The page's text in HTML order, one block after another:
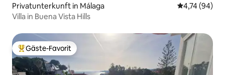
Privatunterkunft in Málaga
4,74 (94)
Villa in Buena Vista Hills
Beliebter Gäste-Favorit.
Gäste-Favorit